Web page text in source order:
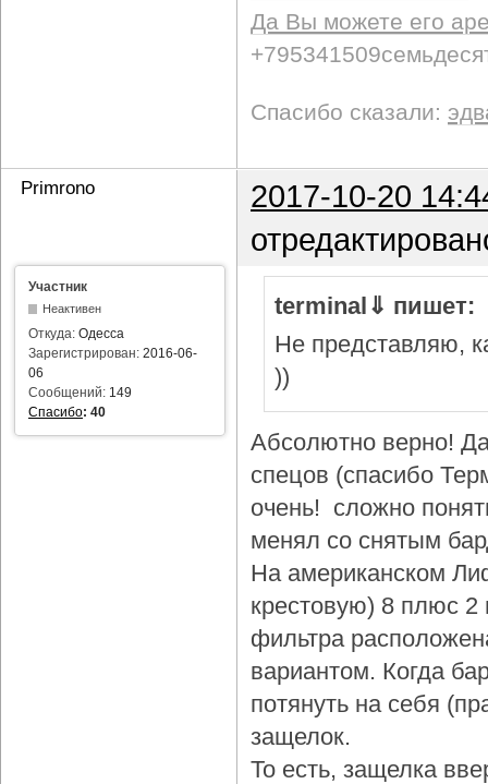
Да Вы можете его
Спасибо сказали:
Primrono
2017-10-20
Участник
Неактивен
Откуда: Одесса
Зарегистрирован: 2016-06-
06
Сообщений: 149
Спасибо: 40
terminal⇓ пишет:
Не представляю,
))
Абсолютно верно!
спецов (спасибо
очень! сложно
менял со снятым
На американском
крестовую) 8 плюс 2
фильтра
вариантом. Когда
потянуть на себя
защелок.
То есть, защелка